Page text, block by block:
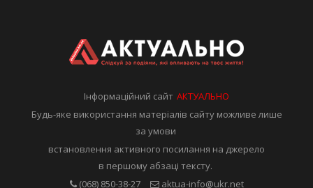
Інформаційний сайтАКТУАЛЬНО
Будь-яке використання матеріалів сайту можливе лише
за умови
встановлення активного посилання на джерело
в першому абзаці тексту.
(068) 850-38-27
aktua-info@ukr.net